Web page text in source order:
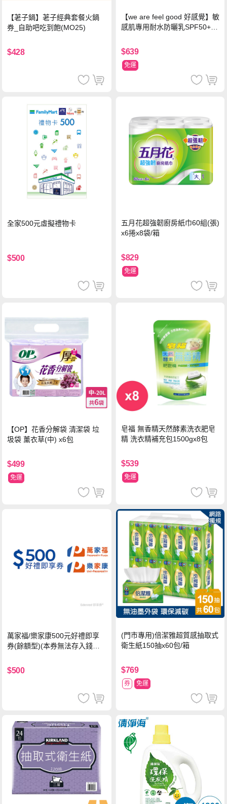
【荖子鍋】荖子經典套餐火鍋
券_自助吧吃到飽(MO25)
$428
【we are feel good 好感覺】敏
感肌專用耐水防曬乳SPF50+ 7
$639
免運
全家500元虛擬禮物卡
$500
五月花超強韌廚房紙巾60組(張)
x6捲x8袋/箱
$829
免運
【OP】花香分解袋 清潔袋 垃
圾袋 薰衣草(中) x6包
$499
免運
皂福 無香精天然酵素洗衣肥皂
精 洗衣精補充包1500gx8包
$539
免運
萬家福/樂家康500元好禮即享
券(餘額型)(本券無法存入錢包
$500
(門市專用)倍潔雅超質感抽取式
衛生紙150抽x60包/箱
$769
券 免運